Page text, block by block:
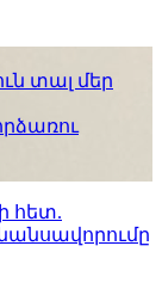
տալ մեր
հետ.